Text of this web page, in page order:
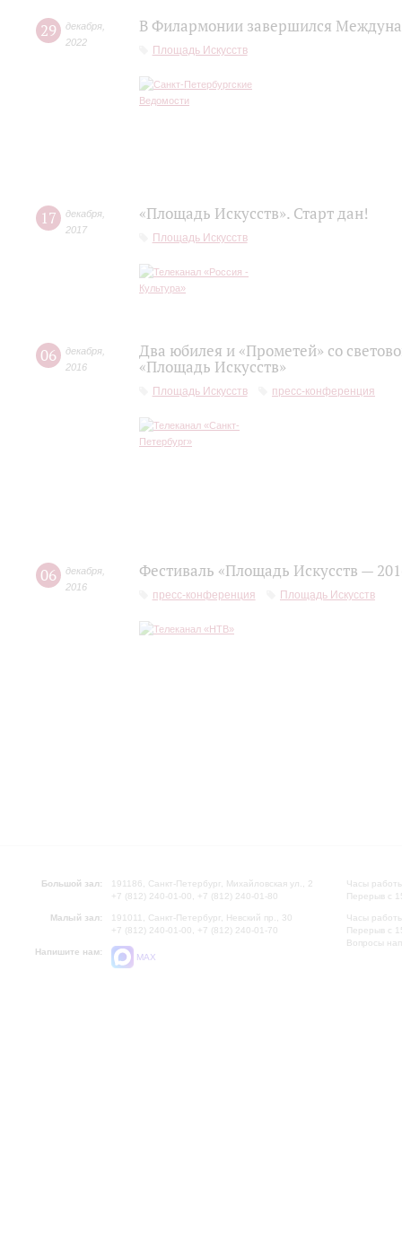
29 декабря
2022
В Филармонии завершился
Площадь Искусств
17 декабря
2017
«Площадь Искусств». Старт дан!
Площадь Искусств
06 декабря
2016
Два юбилея и «Прометей» со
«Площадь Искусств»
Площадь Искусств пресс-конференция
06 декабря
2016
Фестиваль «Площадь Искусств —
пресс-конференция Площадь Искусств
Большой зал:
191186, Санкт-Петербург, Михайловская ул., 2
+7 (812) 240-01-00, +7 (812) 240-01-80
Малый зал:
191011, Санкт-Петербург, Невский пр., 30
+7 (812) 240-01-00, +7 (812) 240-01-70
Напишите нам:
MAX
Часы
Перерыв с
Часы
Перерыв с
Вопросы